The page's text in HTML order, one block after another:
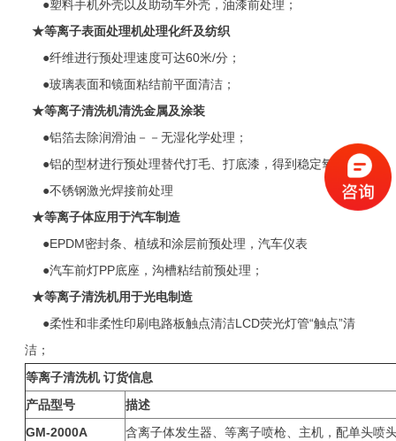
●塑料手机外壳以及助动车外壳，油漆前处理；
★等离子表面处理机处理化纤及纺织
●纤维进行预处理速度可达60米/分；
●玻璃表面和镜面粘结前平面清洁；
★等离子清洗机清洗金属及涂装
●铝箔去除润滑油－－无湿化学处理；
●铝的型材进行预处理替代打毛、打底漆，得到稳定氧化层；
●不锈钢激光焊接前处理
★等离子体应用于汽车制造
●EPDM密封条、植绒和涂层前预处理，汽车仪表
●汽车前灯PP底座，沟槽粘结前预处理；
★等离子清洗机用于光电制造
●柔性和非柔性印刷电路板触点清洁LCD荧光灯管“触点”清
洁；
等离子清洗机 订货信息
产品型号
描述
GM-2000A
含离子体发生器、等离子喷枪、主机，配单头喷